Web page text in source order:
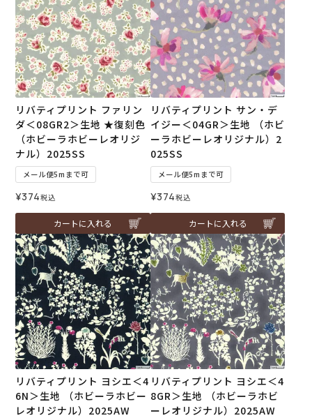
リバティプリント ファリン
ダ＜08GR2＞生地 ★復刻色
（ホビーラホビーレオリジ
ナル）2025SS
メール便5mまで可
¥374税込
カートに入れる
リバティプリント サン・デ
イジー＜04GR＞生地 （ホビ
ーラホビーレオリジナル）2
025SS
メール便5mまで可
¥374税込
カートに入れる
リバティプリント ヨシエ＜4
6N＞生地 （ホビーラホビー
レオリジナル）2025AW
リバティプリント ヨシエ＜4
8GR＞生地 （ホビーラホビ
ーレオリジナル）2025AW